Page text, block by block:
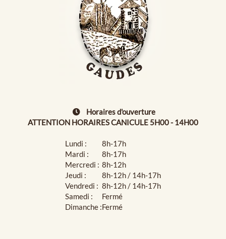
Horaires d'ouverture
ATTENTION HORAIRES CANICULE 5H00 - 14H00
Lundi :
8h-17h
Mardi :
8h-17h
Mercredi : 8h-12h
Jeudi :
8h-12h / 14h-17h
Vendredi : 8h-12h / 14h-17h
Samedi :
Fermé
Dimanche :Fermé